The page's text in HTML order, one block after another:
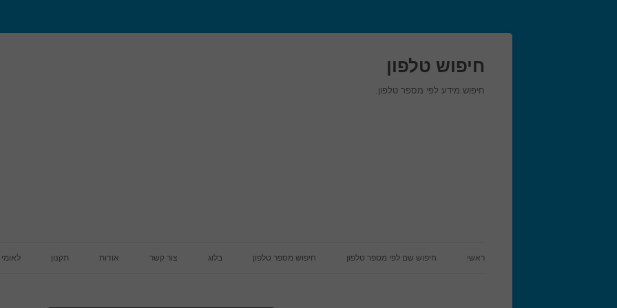
חיפוש טלפון
חיפוש מידע לפי מספר טלפון.
ראשי חיפוש שם לפי מספר טלפון חיפוש מספר טלפון בלוג צור קשר אודות תקנון